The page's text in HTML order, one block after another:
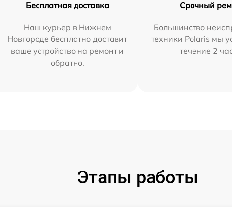
Бесплатная доставка
Наш курьер в Нижнем
Новгороде бесплатно доставит
ваше устройство на ремонт и
обратно.
Срочный
Большинство
техники Polaris мы
течение 2
Этапы работы